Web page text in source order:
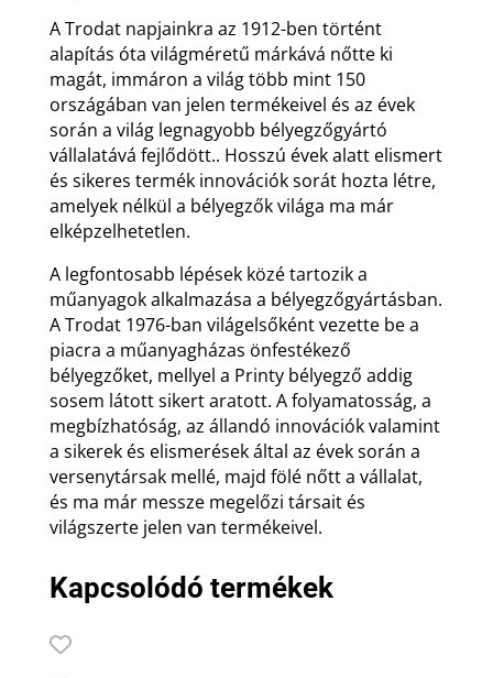
A Trodat napjainkra az 1912-ben történt
alapítás óta világméretű márkává nőtte ki
magát, immáron a világ több mint 150
országában van jelen termékeivel és az évek
során a világ legnagyobb bélyegzőgyártó
vállalatává fejlődött.. Hosszú évek alatt elismert
és sikeres termék innovációk sorát hozta létre,
amelyek nélkül a bélyegzők világa ma már
elképzelhetetlen.
A legfontosabb lépések közé tartozik a
műanyagok alkalmazása a bélyegzőgyártásban.
A Trodat 1976-ban világelsőként vezette be a
piacra a műanyagházas önfestékező
bélyegzőket, mellyel a Printy bélyegző addig
sosem látott sikert aratott. A folyamatosság, a
megbízhatóság, az állandó innovációk valamint
a sikerek és elismerések által az évek során a
versenytársak mellé, majd fölé nőtt a vállalat,
és ma már messze megelőzi társait és
világszerte jelen van termékeivel.
Kapcsolódó termékek